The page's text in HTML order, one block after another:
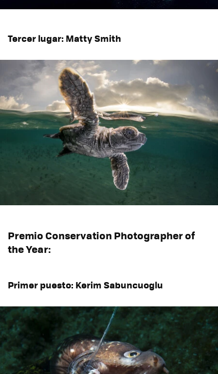
Tercer lugar: Matty Smith
Premio Conservation Photographer of
the Year:
Primer puesto: Kerim Sabuncuoglu